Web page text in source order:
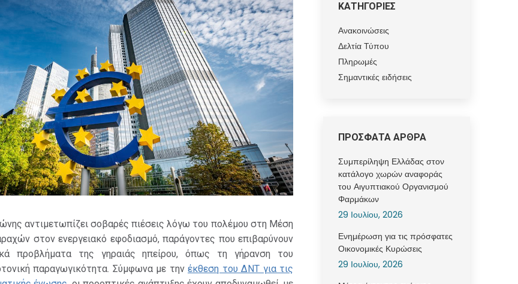
αντιμετωπίζει σοβαρές πιέσεις λόγω του πολέμου στη Μέση
στον ενεργειακό εφοδιασμό, παράγοντες που επιβαρύνουν
προβλήματα της γηραιάς ηπείρου, όπως τη γήρανση του
παραγωγικότητα. Σύμφωνα με την έκθεση του ΔΝΤ για τις
ΚΑΤΗΓΟΡΙΕΣ
Ανακοινώσεις
Δελτία Τύπου
Πληρωμές
Σημαντικές ειδήσεις
ΠΡΟΣΦΑΤΑ ΑΡΘΡΑ
Συμπερίληψη Ελλάδας στον
κατάλογο χωρών αναφοράς
του Αιγυπτιακού Οργανισμού
Φαρμάκων
29 Ιουλίου, 2026
Ενημέρωση για τις πρόσφατες
Οικονομικές Κυρώσεις
29 Ιουλίου, 2026